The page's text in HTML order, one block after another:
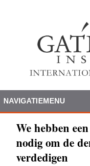
NAVIGATIEMENU
We hebben
nodig om de
verdedigen